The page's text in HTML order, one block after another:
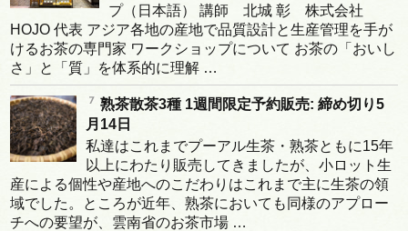
プ（日本語） 講師 北城 彰 株式会社
HOJO 代表 アジア各地の産地で品質設計と生産管理を手が
けるお茶の専門家 ワークショップについて お茶の「おいし
さ」と「質」を体系的に理解 …
熟茶散茶3種 1週間限定予約販売: 締め切り5
月14日
私達はこれまでプーアル生茶・熟茶ともに15年
以上にわたり販売してきましたが、小ロット生
産による個性や産地へのこだわりはこれまで主に生茶の領
域でした。ところが近年、熟茶においても同様のアプロー
チへの要望が、雲南省のお茶市場 …